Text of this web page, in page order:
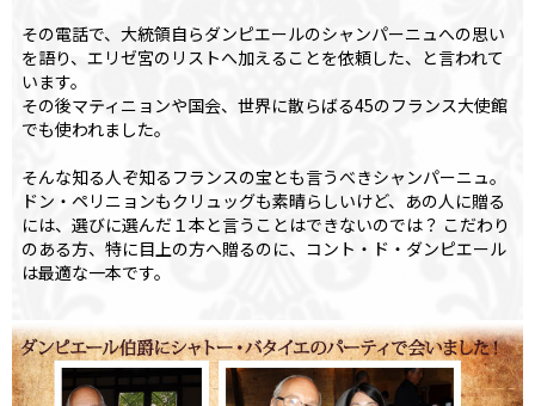
その電話で、大統領自らダンピエールのシャンパーニュへの思い
を語り、エリゼ宮のリストへ加えることを依頼した、と言われて
います。
その後マティニョンや国会、世界に散らばる45のフランス大使館
でも使われました。
そんな知る人ぞ知るフランスの宝とも言うべきシャンパーニュ。
ドン・ペリニョンもクリュッグも素晴らしいけど、あの人に贈る
には、選びに選んだ１本と言うことはできないのでは？ こだわり
のある方、特に目上の方へ贈るのに、コント・ド・ダンピエール
は最適な一本です。